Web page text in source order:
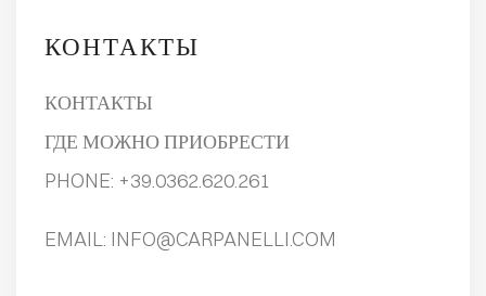
КОНТАКТЫ
КОНТАКТЫ
ГДЕ МОЖНО ПРИОБРЕСТИ
PHONE: +39.0362.620.261
EMAIL: INFO@CARPANELLI.COM